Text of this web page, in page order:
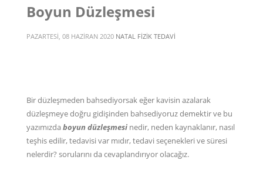
Boyun Düzleşmesi
PAZARTESI, 08 HAZIRAN 2020 NATAL FIZIK TEDAVI
Bir düzleşmeden bahsediyorsak eğer kavisin azalarak
düzleşmeye doğru gidişinden bahsediyoruz demektir ve bu
yazımızdaboyun düzleşmesi nedir, neden kaynaklanır, nasıl
teşhis edilir, tedavisi var mıdır, tedavi seçenekleri ve süresi
nelerdir? sorularını da cevaplandırıyor olacağız.